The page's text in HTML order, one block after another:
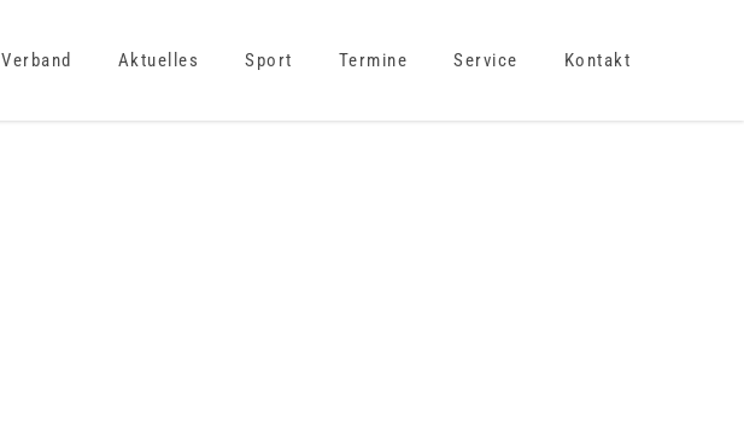
Verband Aktuelles Sport Termine Service Kontakt